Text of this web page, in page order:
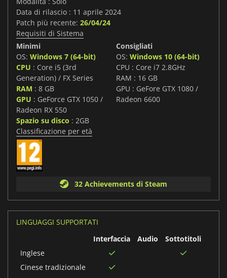
Data di rilascio : 11 aprile 2024
Patch più recente: 26/04/24
Requisiti di Sistema
Minimi
OS: Windows 7 (64-bit)
CPU : Core i5 (3rd
Generation) / FX Series
RAM : 8 GB
GPU : GeForce GTX 1050 /
Radeon RX 550
Spazio su disco : 2GB
Consigliati
OS: Windows 10 (64-bit)
CPU : Core i7 2.8GHz
RAM : 16 GB
GPU : GeFore GTX 1080 /
Radeon 6600
Classificazione per età
32 Achievements di Steam
LINGUAGGI SUPPORTATI
Interfaccia
Audio
Sottotitoli
Inglese
Cinese tradizionale